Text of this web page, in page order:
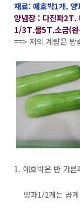
재료: 애호박1개.
양념장 : 다진파
1/3T.물5T.소금(완
==> 저의 계량은 밥
1. 애호박은 반 가
양파1/2개는 곱게